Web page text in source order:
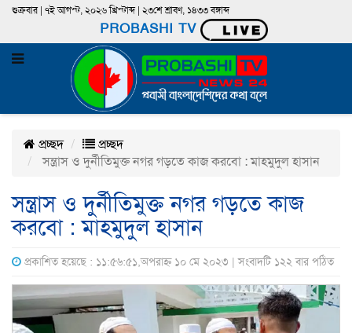
শুক্রবার | ৭ই আগস্ট, ২০২৬ খ্রিস্টাব্দ | ২৩শে শ্রাবণ, ১৪৩৩ বঙ্গাব্দ
PROBASHI TV
প্রচ্ছদ
প্রচ্ছদ
সন্ত্রাস ও দুর্নীতিমুক্ত নগর গড়তে কাজ করবো : মাহমুদুল হাসান
সন্ত্রাস ও দুর্নীতিমুক্ত নগর গড়তে কাজ
করবো : মাহমুদুল হাসান
প্রকাশিত হয়েছে : ১১:৫৬:৫১,অপরাহ্ন ১০ মে ২০২৩ | সংবাদটি ১২২ বার পঠিত